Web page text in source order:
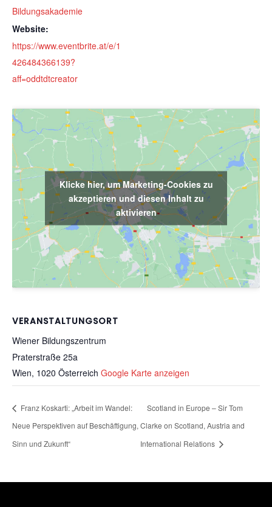
Bildungsakademie
Website:
https://www.eventbrite.at/e/1
426484366139?
aff=oddtdtcreator
VERANSTALTUNGSORT
Wiener Bildungszentrum
Praterstraße 25a
Wien, 1020 Österreich Google Karte anzeigen
Klicke hier, um Marketing-Cookies zu
akzeptieren und diesen Inhalt zu
aktivieren
Franz Koskarti: „Arbeit im Wandel:
Neue Perspektiven auf Beschäftigung,
Sinn und Zukunft“
Scotland in Europe – Sir Tom
Clarke on Scotland, Austria and
International Relations